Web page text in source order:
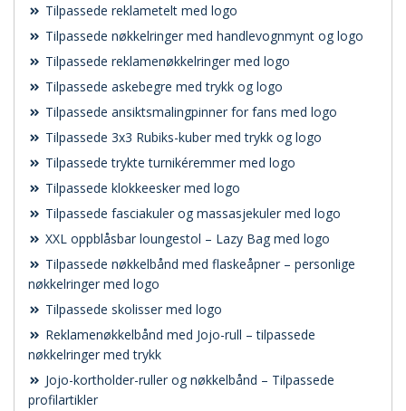
Tilpassede reklametelt med logo
Tilpassede nøkkelringer med handlevognmynt og logo
Tilpassede reklamenøkkelringer med logo
Tilpassede askebegre med trykk og logo
Tilpassede ansiktsmalingpinner for fans med logo
Tilpassede 3x3 Rubiks-kuber med trykk og logo
Tilpassede trykte turnikéremmer med logo
Tilpassede klokkeesker med logo
Tilpassede fasciakuler og massasjekuler med logo
XXL oppblåsbar loungestol – Lazy Bag med logo
Tilpassede nøkkelbånd med flaskeåpner – personlige
nøkkelringer med logo
Tilpassede skolisser med logo
Reklamenøkkelbånd med Jojo-rull – tilpassede
nøkkelringer med trykk
Jojo-kortholder-ruller og nøkkelbånd – Tilpassede
profilartikler